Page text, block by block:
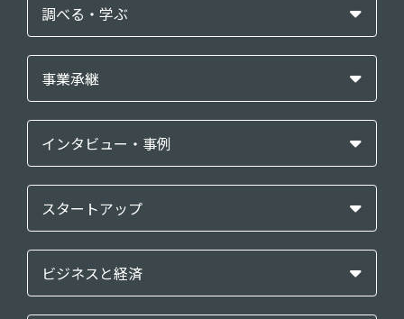
調べる・学ぶ
事業承継
インタビュー・事例
スタートアップ
ビジネスと経済